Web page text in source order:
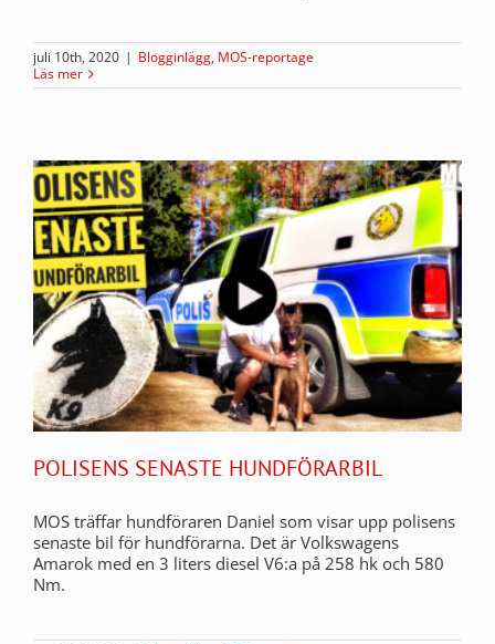
juli 10th, 2020 | Blogginlägg, MOS-reportage
Läs mer
POLISENS SENASTE HUNDFÖRARBIL
MOS träffar hundföraren Daniel som visar upp polisens
senaste bil för hundförarna. Det är Volkswagens
Amarok med en 3 liters diesel V6:a på 258 hk och 580
Nm.